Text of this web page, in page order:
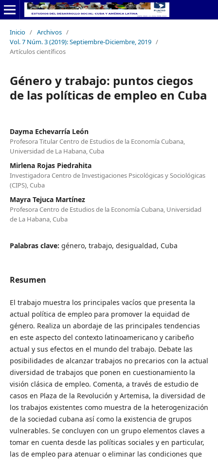
Inicio / Archivos /
Vol. 7 Núm. 3 (2019): Septiembre-Diciembre, 2019 /
Artículos científicos
Género y trabajo: puntos ciegos
de las políticas de empleo en Cuba
Dayma Echevarría León
Profesora Titular Centro de Estudios de la Economía Cubana,
Universidad de La Habana, Cuba
Mirlena Rojas Piedrahita
Investigadora Centro de Investigaciones Psicológicas y Sociológicas
(CIPS), Cuba
Mayra Tejuca Martínez
Profesora Centro de Estudios de la Economía Cubana, Universidad
de La Habana, Cuba
Palabras clave: género, trabajo, desigualdad, Cuba
Resumen
El trabajo muestra los principales vacíos que presenta la
actual política de empleo para promover la equidad de
género. Realiza un abordaje de las principales tendencias
en este aspecto del contexto latinoamericano y caribeño
actual y sus efectos en el mundo del trabajo. Debate las
posibilidades de alcanzar trabajos no precarios con la actual
diversidad de trabajos que ponen en cuestionamiento la
visión clásica de empleo. Comenta, a través de estudio de
casos en Plaza de la Revolución y Artemisa, la diversidad de
los trabajos existentes como muestra de la heterogenización
de la sociedad cubana así como la existencia de grupos
vulnerables. Se concluyen con un grupo elementos claves a
tomar en cuenta desde las políticas sociales y en particular,
las de empleo para atenuar o eliminar las condiciones que